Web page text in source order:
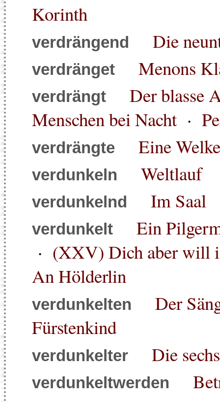
Korinth
verdrängend Die
verdränget Menons
verdrängt
Der blasse
Menschen bei Nacht ·
verdrängte Eine Welke
verdunkeln Weltlauf
verdunkelnd Im Saal
verdunkelt
Ein
· (XXV) Dich aber will
An Hölderlin
verdunkelten
Der
Fürstenkind
verdunkelter Die
verdunkeltwerden